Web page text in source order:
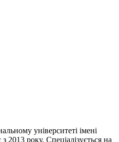
університеті імені
2013 року. Спеціалізується на